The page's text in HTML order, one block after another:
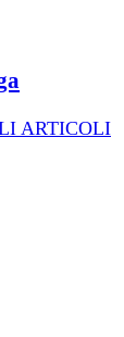
ARTICOLI